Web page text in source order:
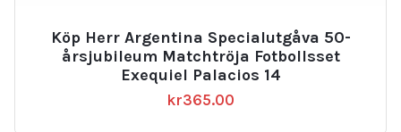
Köp Herr Argentina Specialutgåva 50-
årsjubileum Matchtröja Fotbollsset
Exequiel Palacios 14
kr365.00